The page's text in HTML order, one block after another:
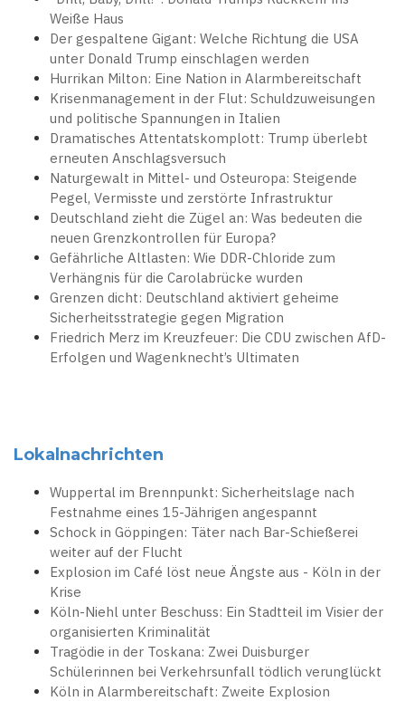
Weiße Haus
Der gespaltene Gigant: Welche Richtung die USA
unter Donald Trump einschlagen werden
Hurrikan Milton: Eine Nation in Alarmbereitschaft
Krisenmanagement in der Flut: Schuldzuweisungen
und politische Spannungen in Italien
Dramatisches Attentatskomplott: Trump überlebt
erneuten Anschlagsversuch
Naturgewalt in Mittel- und Osteuropa: Steigende
Pegel, Vermisste und zerstörte Infrastruktur
Deutschland zieht die Zügel an: Was bedeuten die
neuen Grenzkontrollen für Europa?
Gefährliche Altlasten: Wie DDR-Chloride zum
Verhängnis für die Carolabrücke wurden
Grenzen dicht: Deutschland aktiviert geheime
Sicherheitsstrategie gegen Migration
Friedrich Merz im Kreuzfeuer: Die CDU zwischen AfD-
Erfolgen und Wagenknecht’s Ultimaten
Lokalnachrichten
Wuppertal im Brennpunkt: Sicherheitslage nach
Festnahme eines 15-Jährigen angespannt
Schock in Göppingen: Täter nach Bar-Schießerei
weiter auf der Flucht
Explosion im Café löst neue Ängste aus - Köln in der
Krise
Köln-Niehl unter Beschuss: Ein Stadtteil im Visier der
organisierten Kriminalität
Tragödie in der Toskana: Zwei Duisburger
Schülerinnen bei Verkehrsunfall tödlich verunglückt
Köln in Alarmbereitschaft: Zweite Explosion